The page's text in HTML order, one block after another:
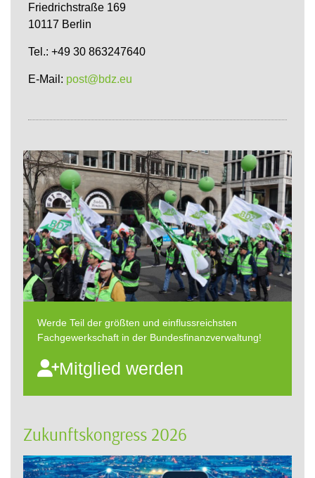
Friedrichstraße 169
10117 Berlin
Tel.: +49 30 863247640
E-Mail: post@bdz.eu
Werde Teil der größten und einflussreichsten
Fachgewerkschaft in der Bundesfinanzverwaltung!
Mitglied werden
Zukunftskongress 2026